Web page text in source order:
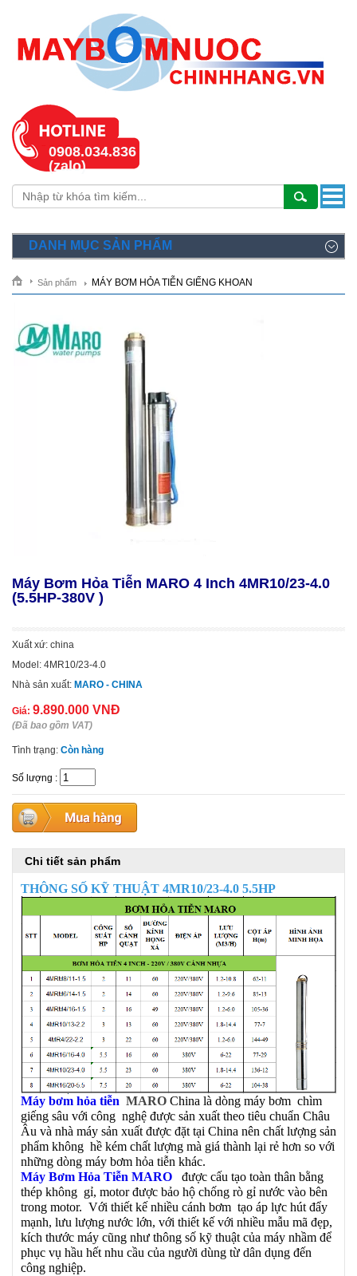
0908.034.836
(zalo)
DANH MỤC SẢN PHẨM
Sản phẩm MÁY BƠM HỎA TIỄN GIẾNG KHOAN
Máy Bơm Hỏa Tiễn MARO 4 Inch 4MR10/23-4.0
(5.5HP-380V )
Xuất xứ: china
Model: 4MR10/23-4.0
Nhà sản xuất: MARO - CHINA
Giá: 9.890.000 VNĐ
(Đã bao gồm VAT)
Tình trạng: Còn hàng
Số lượng :
Chi tiết sản phẩm
THÔNG SỐ KỸ THUẬT 4MR10/23-4.0 5.5HP
Máy bơm hỏa tiễn MARO China là dòng máy bơm chìm
giếng sâu với công nghệ được sản xuất theo tiêu chuẩn Châu
Âu và nhà máy sản xuất được đặt tại China nên chất lượng sản
phẩm không hề kém chất lượng mà giá thành lại rẻ hơn so với
những dòng máy bơm hỏa tiễn khác.
Máy Bơm Hỏa Tiễn MARO
được cấu tạo toàn thân bằng
thép không gỉ, motor được bảo hộ chống rò gỉ nước vào bên
trong motor. Với thiết kế nhiều cánh bơm tạo áp lực hút đẩy
mạnh, lưu lượng nước lớn, với thiết kế với nhiều mẫu mã đẹp,
kích thước máy cũng như thông số kỹ thuật của máy nhầm để
phục vụ hầu hết nhu cầu của người dùng từ dân dụng đến
công nghiệp.